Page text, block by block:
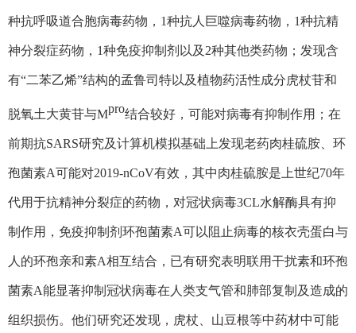
种抗呼吸道合胞病毒药物，1种抗人巨噬病毒药物，1种抗精
神分裂症药物，1种免疫抑制剂以及2种其他类药物；发现含
有“二苯乙烯”结构的孟鲁司特以及植物药活性成分虎杖苷和
脱氧土大黄苷与Mpro结合较好，可能对病毒有抑制作用；在
前期抗SARS研究及计算机模拟基础上发现老药肉桂硫胺、环
孢菌素A可能对2019-nCoV有效，其中肉桂硫胺是上世纪70年
代用于抗精神分裂症的药物，对冠状病毒3CL水解酶具有抑
制作用，免疫抑制剂环孢菌素A可以阻止病毒的核衣壳蛋白与
人的环孢亲和素A相互结合，已有研究表明联用干扰素和环孢
菌素A能显著抑制冠状病毒在人类支气管和肺部复制及造成的
组织损伤。他们研究还发现，虎杖、山豆根等中药材中可能